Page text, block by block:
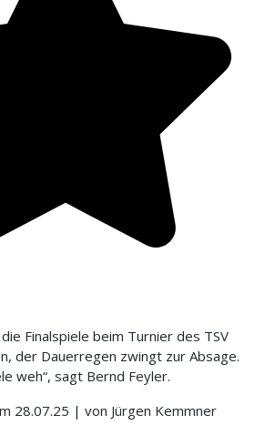
Finalspiele beim Turnier des TSV
der Dauerregen zwingt zur Absage.
weh“, sagt Bernd Feyler.
28.07.25 | von Jürgen Kemmner